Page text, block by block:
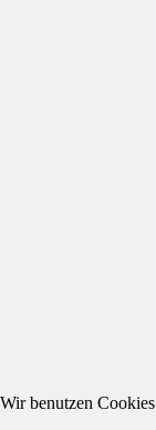
Wir benutzen Cookies